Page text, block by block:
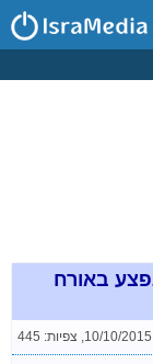
באורח
10/10/
, צפיות: 445